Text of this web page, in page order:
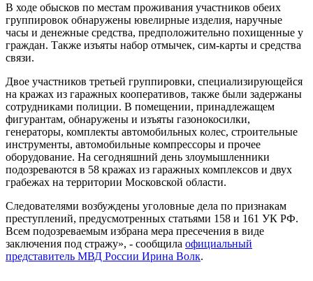
В ходе обысков по местам проживания участников обеих
группировок обнаружены ювелирные изделия, наручные
часы и денежные средства, предположительно похищенные у
граждан. Также изъяты набор отмычек, сим-карты и средства
связи.
Двое участников третьей группировки, специализирующейся
на кражах из гаражных кооперативов, также были задержаны
сотрудниками полиции. В помещении, принадлежащем
фигурантам, обнаружены и изъяты газонокосилки,
генераторы, комплекты автомобильных колес, строительные
инструменты, автомобильные компрессоры и прочее
оборудование. На сегодняшний день злоумышленники
подозреваются в 58 кражах из гаражных комплексов и двух
грабежах на территории Московской области.
Следователями возбуждены уголовные дела по признакам
преступлений, предусмотренных статьями 158 и 161 УК РФ.
Всем подозреваемым избрана мера пресечения в виде
заключения под стражу», - сообщила официальный
представитель МВД России Ирина Волк.